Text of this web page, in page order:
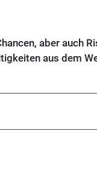
aber auch
aus dem